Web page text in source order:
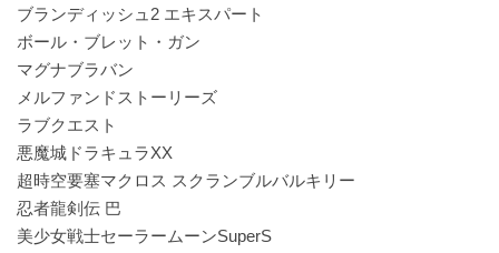
ブランディッシュ2 エキスパート
ボール・ブレット・ガン
マグナブラバン
メルファンドストーリーズ
ラブクエスト
悪魔城ドラキュラXX
超時空要塞マクロス スクランブルバルキリー
忍者龍剣伝 巴
美少女戦士セーラームーンSuperS